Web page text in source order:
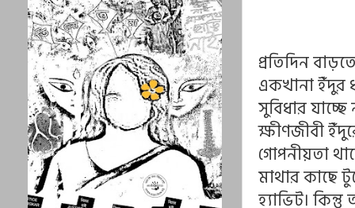
প্রতিদিন
একখানা ইঁদুর
সুবিধার
ক্ষীণজীবী
গোপনীয়তা
মাথার কাছে
হ্যাভিট।